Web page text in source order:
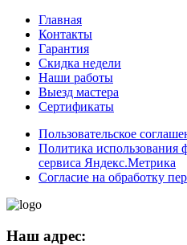
Главная
Контакты
Гарантия
Скидка недели
Наши работы
Выезд мастера
Сертификаты
Пользовательское
Политика использования
сервиса Яндекс.Метрика
Согласие на обработку
Наш адрес: